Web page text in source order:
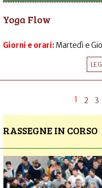
Yoga Flow
Giorni e orari: Martedì e
1 2 3
RASSEGNE IN CORSO